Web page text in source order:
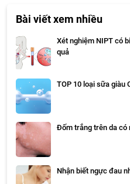
Bài viết xem nhiều
Xét nghiệm NIPT có
quả
TOP 10 loại sữa giàu
Đốm trắng trên da có
Nhận biết ngực đau